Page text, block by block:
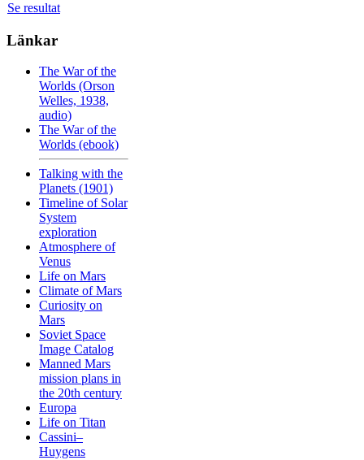
Se resultat
Länkar
The War of the
Worlds (Orson
Welles, 1938,
audio)
The War of the
Worlds (ebook)
Talking with the
Planets (1901)
Timeline of Solar
System
exploration
Atmosphere of
Venus
Life on Mars
Climate of Mars
Curiosity on
Mars
Soviet Space
Image Catalog
Manned Mars
mission plans in
the 20th century
Europa
Life on Titan
Cassini–
Huygens